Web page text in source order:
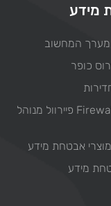
מידע
המחשוב
כופר
מכשיר Firewall פיירוול מנוהל
אבטחת מידע
מידע